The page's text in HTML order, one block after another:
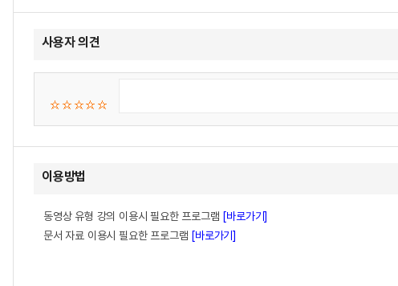
사용자 의견
이용방법
동영상 유형 강의 이용시 필요한 프로그램 [바로가기]
문서 자료 이용시 필요한 프로그램 [바로가기]